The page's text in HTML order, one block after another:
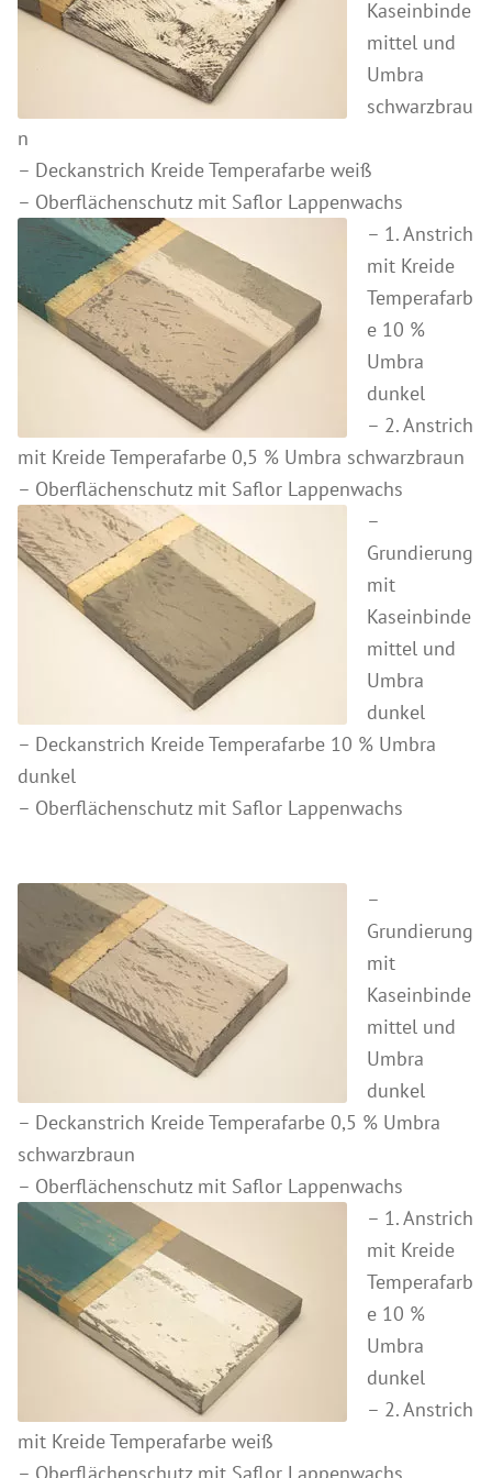
Lehmfarben
Silikatfarben
Putze & Spachteltechniken
Grundierung
Kalkputze
Spachtel- und Glättetechniken
Lehm Finish Putz
weitere Putze
Holzbehandlungen
Holzbehandlung Außenbereich
Holzbehandlung Innenbereich
Produkte für Drechsler
Lösungsmittel
Kreidefarbe & Shabby Chic
Reinigung & Pflege
Schimmelbehandlung
Pigmente
Farbkarten
Seminare & Veranstaltungen
Anleitungen
Kontakt & Beratung
Prospekte & Bücher
Wir über uns
Referenzen
Referenzen
Kaseinbinde
mittel und
Umbra
schwarzbrau
n
– Deckanstrich Kreide Temperafarbe weiß
– Oberflächenschutz mit Saflor Lappenwachs
– 1. Anstrich
mit Kreide
Temperafarb
e 10 %
Umbra
dunkel
– 2. Anstrich
mit Kreide Temperafarbe 0,5 % Umbra schwarzbraun
– Oberflächenschutz mit Saflor Lappenwachs
–
Grundierung
mit
Kaseinbinde
mittel und
Umbra
dunkel
– Deckanstrich Kreide Temperafarbe 10 % Umbra
dunkel
– Oberflächenschutz mit Saflor Lappenwachs
–
Grundierung
mit
Kaseinbinde
mittel und
Umbra
dunkel
– Deckanstrich Kreide Temperafarbe 0,5 % Umbra
schwarzbraun
– Oberflächenschutz mit Saflor Lappenwachs
– 1. Anstrich
mit Kreide
Temperafarb
e 10 %
Umbra
dunkel
– 2. Anstrich
mit Kreide Temperafarbe weiß